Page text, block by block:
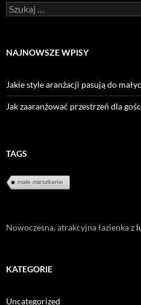
Szukaj:
NAJNOWSZE WPISY
Jakie style aranżacji pasują do
Jak zaaranżować przestrzeń dla
TAGS
małe mieszkanie
Nowoczesna, atrakcyjna łazienka z
KATEGORIE
Uncategorized